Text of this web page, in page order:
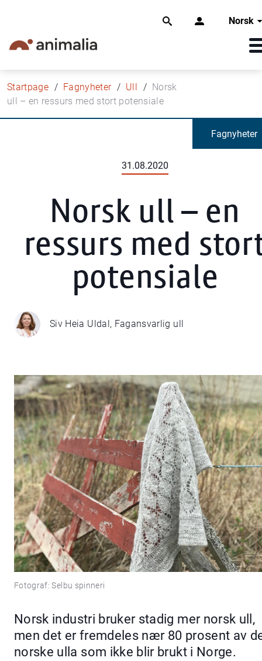
Norsk
Startpage Fagnyheter Ull
Norsk
ull – en ressurs med stort potensiale
Fagnyheter
31.08.2020
Norsk ull – en
ressurs med
potensiale
Siv Heia Uldal, Fagansvarlig ull
Fotograf: Selbu spinneri
Norsk industri bruker stadig mer norsk ull,
men det er fremdeles nær 80 prosent av
norske ulla som ikke blir brukt i Norge.